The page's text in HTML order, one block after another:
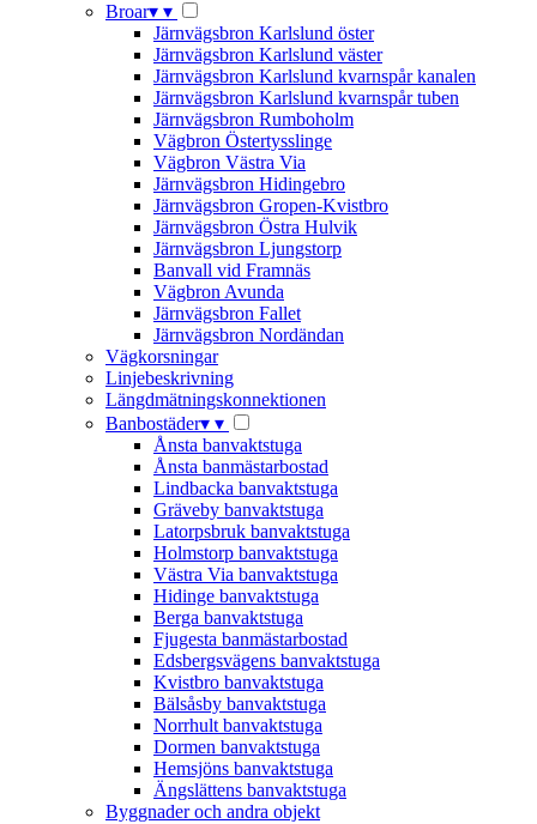
Broar▾ ▾
Järnvägsbron Karlslund öster
Järnvägsbron Karlslund väster
Järnvägsbron Karlslund kvarnspår kanalen
Järnvägsbron Karlslund kvarnspår tuben
Järnvägsbron Rumboholm
Vägbron Östertysslinge
Vägbron Västra Via
Järnvägsbron Hidingebro
Järnvägsbron Gropen-Kvistbro
Järnvägsbron Östra Hulvik
Järnvägsbron Ljungstorp
Banvall vid Framnäs
Vägbron Avunda
Järnvägsbron Fallet
Järnvägsbron Nordändan
Vägkorsningar
Linjebeskrivning
Längdmätningskonnektionen
Banbostäder▾ ▾
Ånsta banvaktstuga
Ånsta banmästarbostad
Lindbacka banvaktstuga
Gräveby banvaktstuga
Latorpsbruk banvaktstuga
Holmstorp banvaktstuga
Västra Via banvaktstuga
Hidinge banvaktstuga
Berga banvaktstuga
Fjugesta banmästarbostad
Edsbergsvägens banvaktstuga
Kvistbro banvaktstuga
Bälsåsby banvaktstuga
Norrhult banvaktstuga
Dormen banvaktstuga
Hemsjöns banvaktstuga
Ängslättens banvaktstuga
Byggnader och andra objekt